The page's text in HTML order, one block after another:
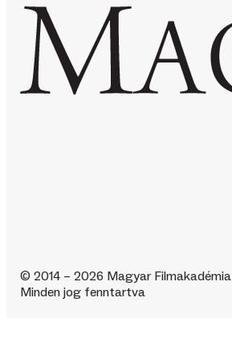
© 2014 – 2026 Magyar Filmakadémia
Minden jog fenntartva